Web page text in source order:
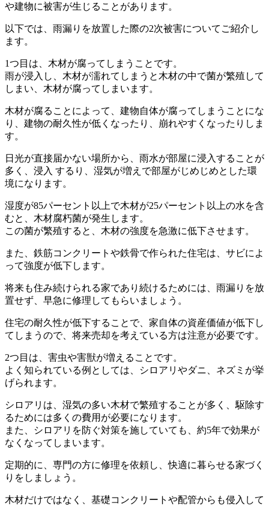
や建物に被害が生じることがあります。
以下では、雨漏りを放置した際の2次被害についてご紹介し
ます。
1つ目は、木材が腐ってしまうことです。
雨が浸入し、木材が濡れてしまうと木材の中で菌が繁殖して
しまい、木材が腐ってしまいます。
木材が腐ることによって、建物自体が腐ってしまうことにな
り、建物の耐久性が低くなったり、崩れやすくなったりしま
す。
日光が直接届かない場所から、雨水が部屋に浸入することが
多く、浸入 するり、湿気が増えで部屋がじめじめとした環
境になります。
湿度が85パーセント以上で木材が25パーセント以上の水を含
むと、木材腐朽菌が発生します。
この菌が繁殖すると、木材の強度を急激に低下させます。
また、鉄筋コンクリートや鉄骨で作られた住宅は、サビによ
って強度が低下します。
将来も住み続けられる家であり続けるためには、雨漏りを放
置せず、早急に修理してもらいましょう。
住宅の耐久性が低下することで、家自体の資産価値が低下し
てしまうので、将来売却を考えている方は注意が必要です。
2つ目は、害虫や害獣が増えることです。
よく知られている例としては、シロアリやダニ、ネズミが挙
げられます。
シロアリは、湿気の多い木材で繁殖することが多く、駆除す
るためには多くの費用が必要になります。
また、シロアリを防ぐ対策を施していても、約5年で効果が
なくなってしまいます。
定期的に、専門の方に修理を依頼し、快適に暮らせる家づく
りをしましょう。
木材だけではなく、基礎コンクリートや配管からも侵入して